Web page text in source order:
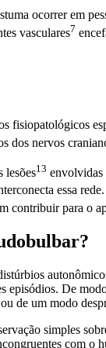
ocorrer em
vasculares7
fisiopatológicos
dos nervos
lesões13 envolvidas
essa
contribuir para o
episódios. De
de um modo
simples
com o